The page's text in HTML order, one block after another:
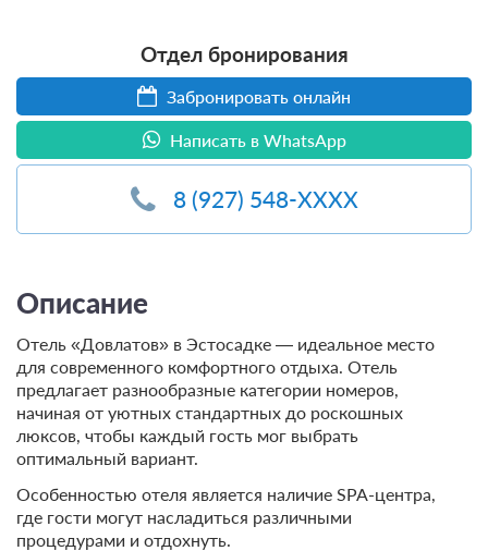
Отдел бронирования
Забронировать онлайн
Написать в WhatsApp
8 (927) 548-XXXX
Описание
Отель «Довлатов» в Эстосадке — идеальное место
для современного комфортного отдыха. Отель
предлагает разнообразные категории номеров,
начиная от уютных стандартных до роскошных
люксов, чтобы каждый гость мог выбрать
оптимальный вариант.
Особенностью отеля является наличие SPA-центра,
где гости могут насладиться различными
процедурами и отдохнуть.